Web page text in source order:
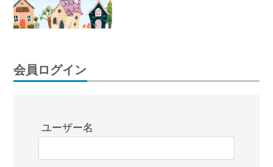
会員ログイン
ユーザー名